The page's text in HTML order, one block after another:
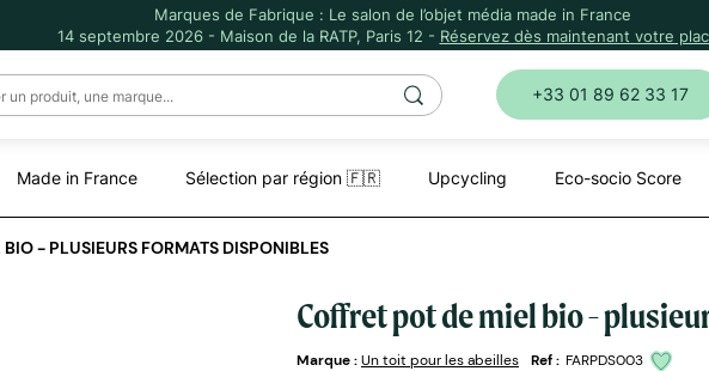
Marques de Fabrique : Le salon de l’objet média made in France
14 septembre 2026 - Maison de la RATP, Paris 12 - Réservez dès maintenant votre
+33 01 89 62 33 17
Made in France Sélection par région 🇫🇷 Upcycling Eco-socio Score
- PLUSIEURS FORMATS DISPONIBLES
Coffret pot de miel bio -
Marque :Un toit pour les abeilles Ref : FARPDS003